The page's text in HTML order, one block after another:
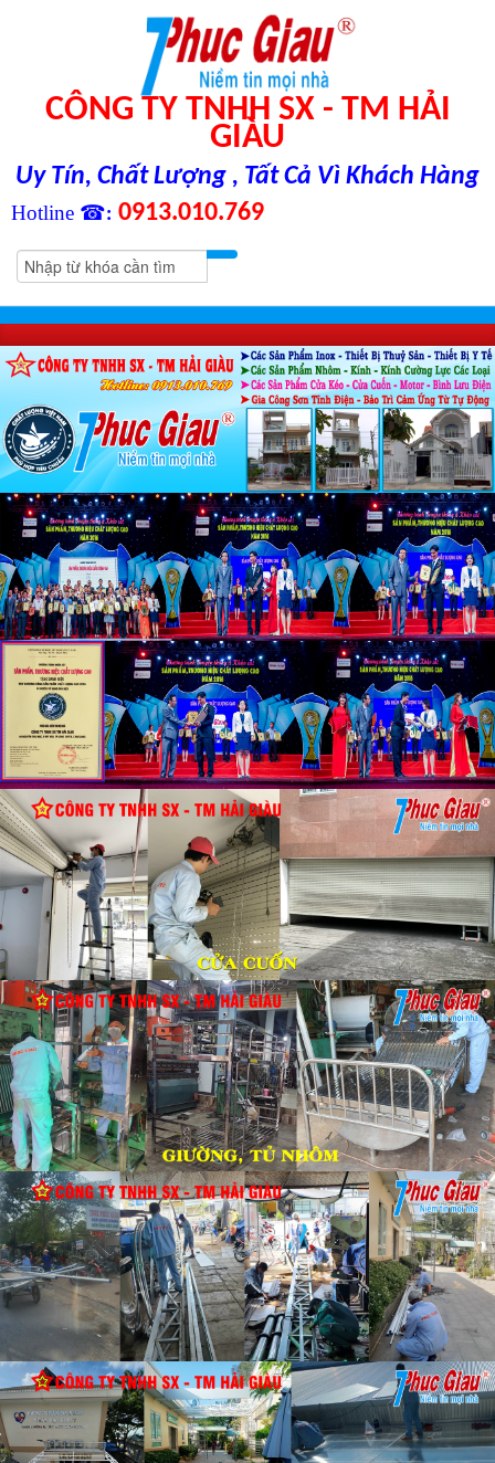
CÔNG TY TNHH SX - TM HẢI
GIÀU
Uy Tín, Chất Lượng , Tất Cả Vì Khách Hàng
Hotline ☎: 0913.010.769